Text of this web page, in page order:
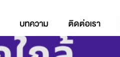
บทความ ติดต่อเรา